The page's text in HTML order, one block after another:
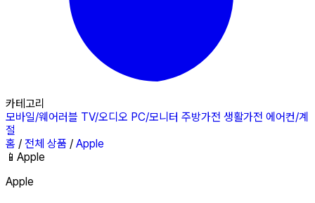
카테고리
모바일/웨어러블 TV/오디오 PC/모니터 주방가전 생활가전 에어컨/계
절
홈 / 전체 상품 / Apple
📱 Apple
Apple